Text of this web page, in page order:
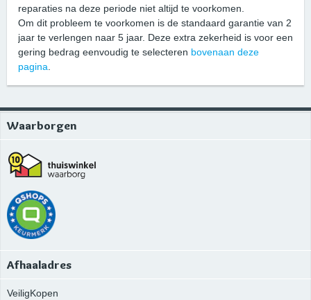
reparaties na deze periode niet altijd te voorkomen.
Om dit probleem te voorkomen is de standaard garantie van 2
jaar te verlengen naar 5 jaar. Deze extra zekerheid is voor een
gering bedrag eenvoudig te selecteren bovenaan deze
pagina
Waarborgen
Afhaaladres
VeiligKopen